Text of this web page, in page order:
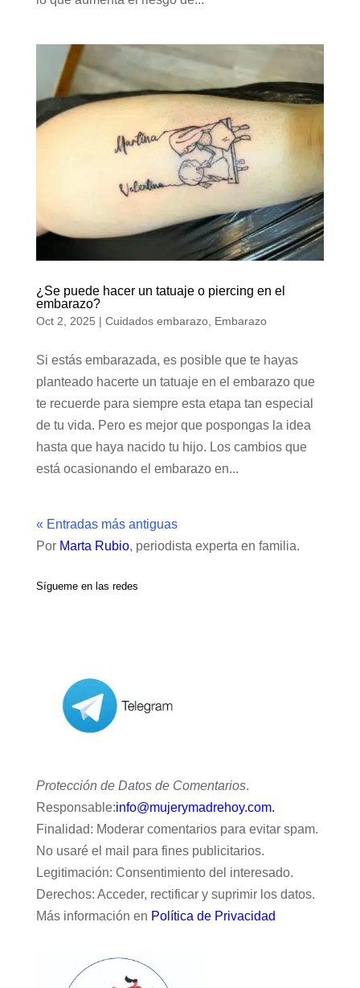
¿Se puede hacer un tatuaje o piercing en el
embarazo?
Oct 2, 2025 | Cuidados embarazo, Embarazo
Si estás embarazada, es posible que te hayas
planteado hacerte un tatuaje en el embarazo que
te recuerde para siempre esta etapa tan especial
de tu vida. Pero es mejor que pospongas la idea
hasta que haya nacido tu hijo. Los cambios que
está ocasionando el embarazo en...
« Entradas más antiguas
Por Marta Rubio, periodista experta en familia.
Sígueme en las redes
Protección de Datos de Comentarios.
Responsable:info@mujerymadrehoy.com.
Finalidad: Moderar comentarios para evitar spam.
No usaré el mail para fines publicitarios.
Legitimación: Consentimiento del interesado.
Derechos: Acceder, rectificar y suprimir los datos.
Más información en Política de Privacidad